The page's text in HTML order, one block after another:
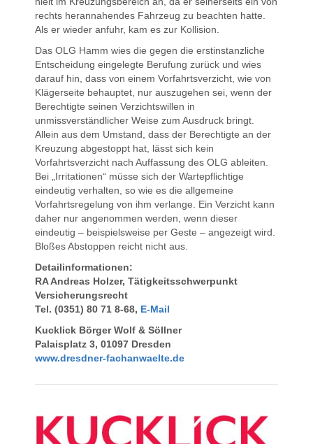
rechts herannahendes Fahrzeug zu beachten hatte.
Als er wieder anfuhr, kam es zur Kollision.
Das OLG Hamm wies die gegen die erstinstanzliche
Entscheidung eingelegte Berufung zurück und wies
darauf hin, dass von einem Vorfahrtsverzicht, wie von
Klägerseite behauptet, nur auszugehen sei, wenn der
Berechtigte seinen Verzichtswillen in
unmissverständlicher Weise zum Ausdruck bringt.
Allein aus dem Umstand, dass der Berechtigte an der
Kreuzung abgestoppt hat, lässt sich kein
Vorfahrtsverzicht nach Auffassung des OLG ableiten.
Bei „Irritationen“ müsse sich der Wartepflichtige
eindeutig verhalten, so wie es die allgemeine
Vorfahrtsregelung von ihm verlange. Ein Verzicht kann
daher nur angenommen werden, wenn dieser
eindeutig – beispielsweise per Geste – angezeigt wird.
Bloßes Abstoppen reicht nicht aus.
Detailinformationen:
RA Andreas Holzer, Tätigkeitsschwerpunkt
Versicherungsrecht
Tel. (0351) 80 71 8-68, E-Mail
Kucklick Börger Wolf & Söllner
Palaisplatz 3, 01097 Dresden
www.dresdner-fachanwaelte.de